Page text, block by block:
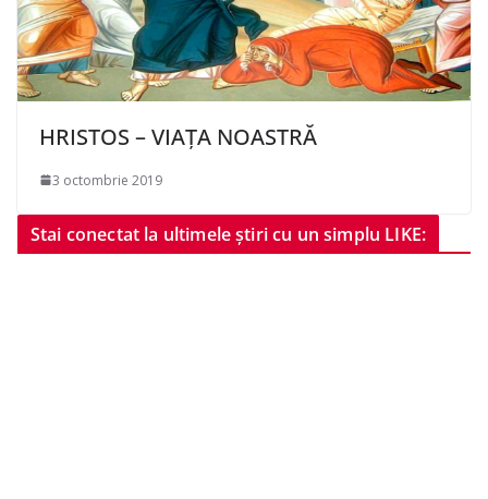
HRISTOS – VIAȚA NOASTRĂ
3 octombrie 2019
Stai conectat la ultimele știri cu un simplu LIKE: